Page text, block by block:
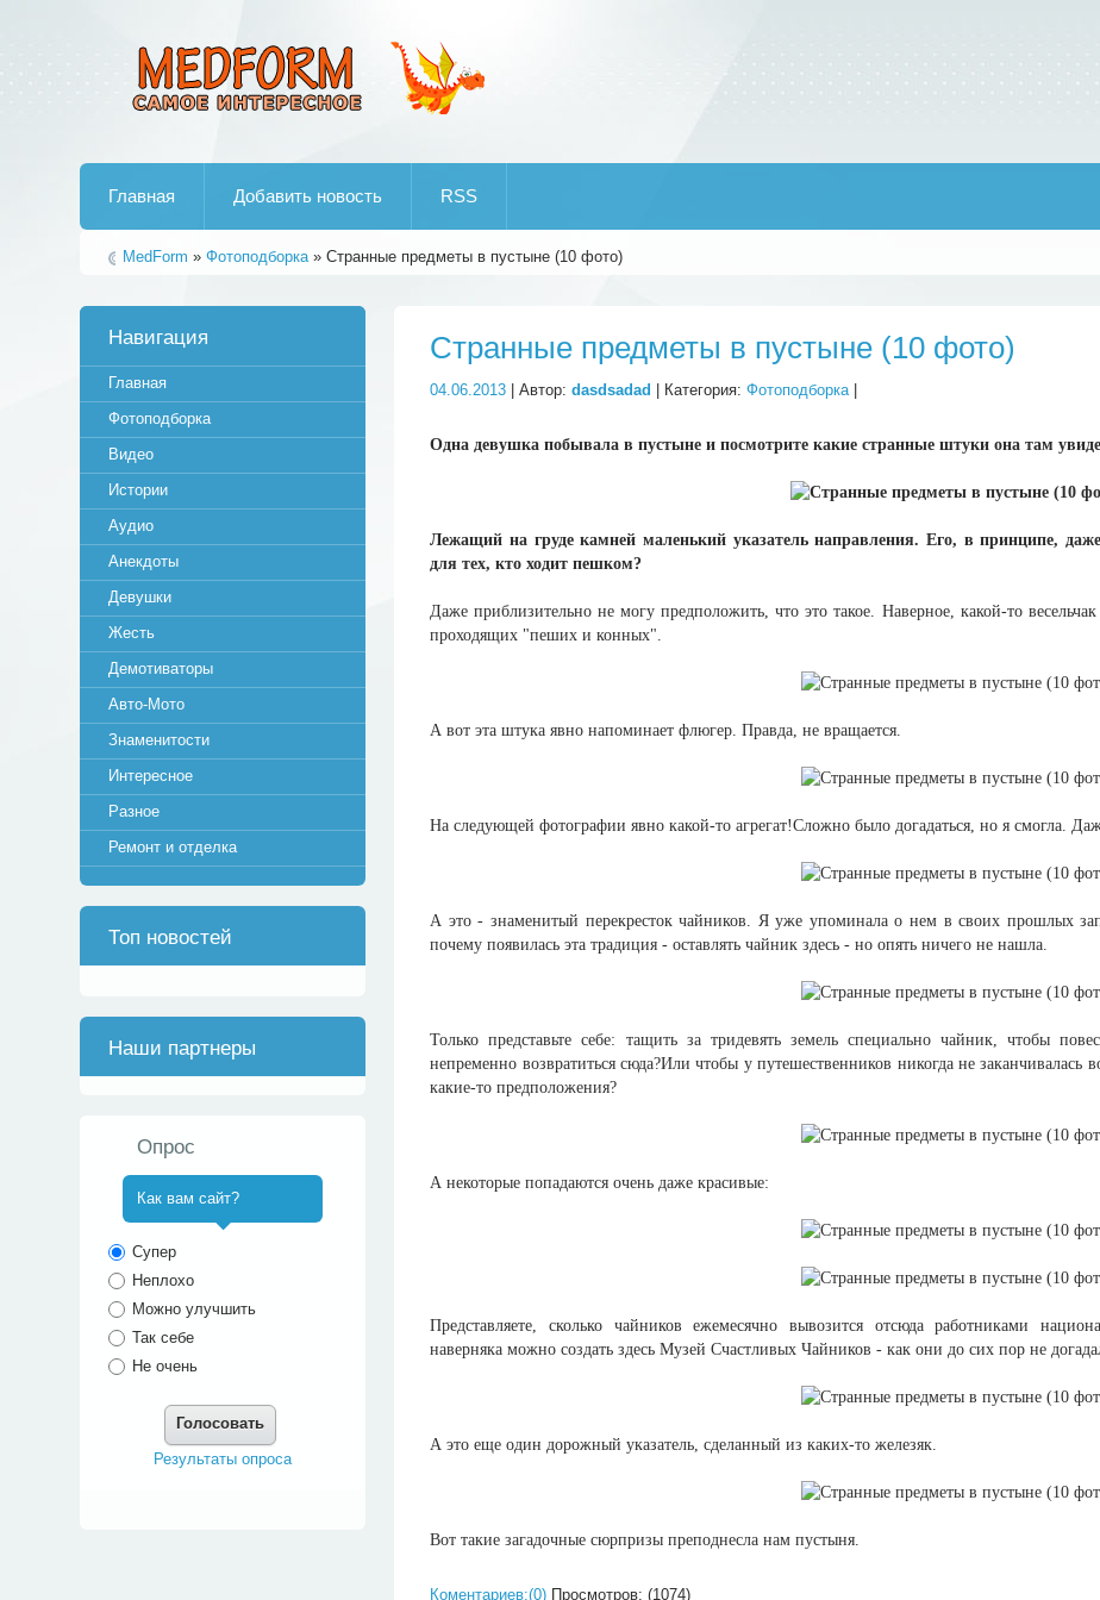
Главная Добавить новость RSS
MedForm »Фотоподборка» Странные предметы в пустыне (10 фото)
Странные предметы в пустыне (10 фото)
04.06.2013 | Автор:dasdsadad | Категория:Фотоподборка|
Одна девушка побывала в пустыне и посмотрите какие странные штуки она там
Лежащий на груде камней маленький указатель направления. Его, в принципе,
для тех, кто ходит пешком?
Даже приблизительно не могу предположить, что это такое. Наверное, какой-то
проходящих "пеших и конных".
А вот эта штука явно напоминает флюгер. Правда, не вращается.
На следующей фотографии явно какой-то агрегат!Сложно было догадаться, но я смогла.
А это - знаменитый перекресток чайников. Я уже упоминала о нем в своих прошлых
почему появилась эта традиция - оставлять чайник здесь - но опять ничего не нашла.
Только представьте себе: тащить за тридевять земель специально чайник, чтобы
непременно возвратиться сюда?Или чтобы у путешественников никогда не
какие-то предположения?
А некоторые попадаются очень даже красивые:
Представляете, сколько чайников ежемесячно вывозится отсюда работниками
наверняка можно создать здесь Музей Счастливых Чайников - как они до сих пор не
А это еще один дорожный указатель, сделанный из каких-то железяк.
Вот такие загадочные сюрпризы преподнесла нам пустыня.
Коментариев:(0) Просмотров: (1074)
Навигация
Главная
Фотоподборка
Видео
Истории
Аудио
Анекдоты
Девушки
Жесть
Демотиваторы
Авто-Мото
Знаменитости
Интересное
Разное
Ремонт и отделка
Топ новостей
Наши партнеры
Опрос
Как вам сайт?
Супер
Неплохо
Можно улучшить
Так себе
Не очень
Голосовать
Результаты опроса